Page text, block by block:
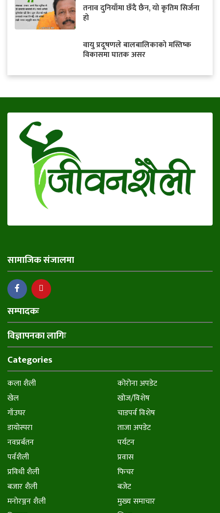
तनाव दुनियाँमा छँदै छैन, यो कृतिम सिर्जना
हो
वायु प्रदूषणले बालबालिकाको मस्तिष्क
विकासमा घातक असर
सामाजिक संजालमा
सम्पादकः
विज्ञापनका लागिः
Categories
कला शैली
कोरोना अपडेट
खेल
खोज/विशेष
गाँउघर
चाडपर्व विशेष
डायाेस्परा
ताजा अपडेट
नवप्रर्बतन
पर्यटन
पर्वशैली
प्रवास
प्रविधी शैली
फिचर
बजार शैली
बजेट
मनाेरञ्जन शैली
मुख्य समाचार